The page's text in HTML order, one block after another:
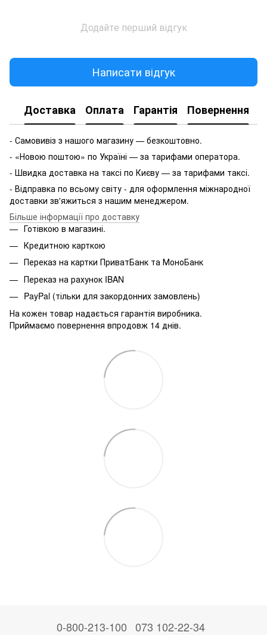
Додайте перший відгук
Написати відгук
Доставка Оплата Гарантія Повернення
- Самовивіз з нашого магазину — безкоштовно.
- «Новою поштою» по Україні — за тарифами оператора.
- Швидка доставка на таксі по Києву — за тарифами таксі.
- Відправка по всьому світу - для оформлення міжнародної
доставки зв'яжиться з нашим менеджером.
Більше інформації про доставку
Готівкою в магазині.
Кредитною карткою
Переказ на картки ПриватБанк та МоноБанк
Переказ на рахунок IBAN
PayPal (тільки для закордонних замовлень)
На кожен товар надається гарантія виробника.
Приймаємо повернення впродовж 14 днів.
0-800-213-100 073 102-22-34